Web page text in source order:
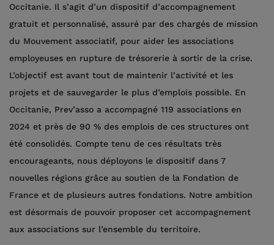
Occitanie. Il s’agit d’un dispositif d’accompagnement
gratuit et personnalisé, assuré par des chargés de mission
du Mouvement associatif, pour aider les associations
employeuses en rupture de trésorerie à sortir de la crise.
L’objectif est avant tout de maintenir l’activité et les
projets et de sauvegarder le plus d’emplois possible. En
Occitanie, Prev’asso a accompagné 119 associations en
2024 et près de 90 % des emplois de ces structures ont
été consolidés. Compte tenu de ces résultats très
encourageants, nous déployons le dispositif dans 7
nouvelles régions grâce au soutien de la Fondation de
France et de plusieurs autres fondations. Notre ambition
est désormais de pouvoir proposer cet accompagnement
aux associations sur l’ensemble du territoire.